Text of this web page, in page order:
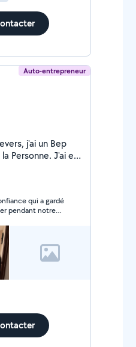
Auto-entrepreneur
j'ai un Bep
Personne. J'ai eu
de
être disponible
vos enfants,
garder
en
les animaux
qui a gardé
pendant notre